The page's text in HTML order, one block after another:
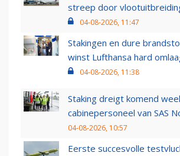
streep door
04-08-2026, 11:47
Stakingen en dure
winst Lufthansa hard
04-08-2026, 11:38
Staking dreigt komend
cabinepersoneel van SAS
04-08-2026, 10:57
Eerste succesvolle